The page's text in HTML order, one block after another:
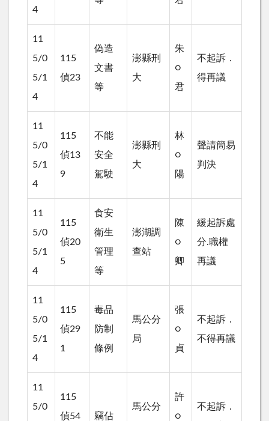
4
11
5/0
5/1
4
115
偵23
偽造
文書
等
澎縣刑
大
朱
○
君
不起訴．
得再議
11
5/0
5/1
4
115
偵13
9
不能
安全
駕駛
澎縣刑
大
林
○
陽
聲請簡易
判決
11
5/0
5/1
4
115
偵20
5
食安
衛生
管理
等
澎湖調
查站
陳
○
卿
緩起訴處
分.職權
再議
11
5/0
5/1
4
115
偵29
1
毒品
防制
條例
馬公分
局
張
○
貞
不起訴．
不得再議
11
5/0
115
偵54
竊佔
馬公分
許
○
不起訴．